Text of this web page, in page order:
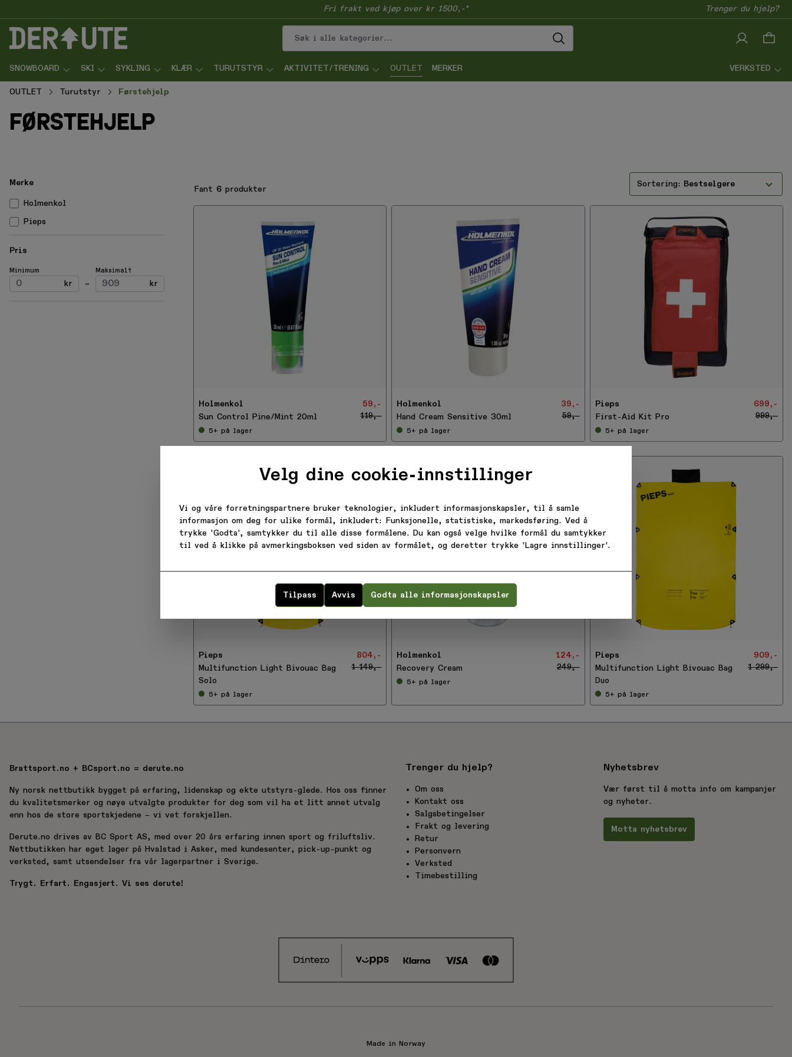
Fri frakt ved kjøp over kr 1500,-* Trenger du hjelp?
SNOWBOARD SKI SYKLING KLÆR TURUTSTYR AKTIVITET/TRENING OUTLET MERKER VERKSTED
OUTLET Turutstyr Førstehjelp
førstehjelp
Merke
Holmenkol
Pieps
Pris
Minimum
kr –
Maksimalt
kr
Bestselgere
Fant 6 produkter
Holmenkol
Sun Control Pine/Mint 20ml
59,-
119,-
5+ på lager
Holmenkol
Hand Cream Sensitive 30ml
39,-
59,-
5+ på lager
Pieps
First-Aid Kit Pro
699,-
999,-
5+ på lager
0
Pieps
Multifunction Light Bivouac Bag
804,-
1 149,-
Solo
5+ på lager
0
Holmenkol
Recovery Cream
124,-
249,-
5+ på lager
0
Pieps
Multifunction Light Bivouac Bag
909,-
1 299,-
Duo
5+ på lager
Brattsport.no + BCsport.no = derute.no
Ny norsk nettbutikk bygget på erfaring, lidenskap og ekte utstyrs-glede. Hos oss finner
du kvalitetsmerker og nøye utvalgte produkter for deg som vil ha et litt annet utvalg
enn hos de store sportskjedene – vi vet forskjellen.
Derute.no drives av BC Sport AS, med over 20 års erfaring innen sport og friluftsliv.
Nettbutikken har eget lager på Hvalstad i Asker, med kundesenter, pick-up-punkt og
verksted, samt utsendelser fra vår lagerpartner i Sverige.
Trygt. Erfart. Engasjert. Vi ses derute!
Trenger du hjelp?
Om oss
Kontakt oss
Salgsbetingelser
Frakt og levering
Retur
Personvern
Verksted
Timebestilling
Nyhetsbrev
Vær først til å motta info om kampanjer
og nyheter.
Motta nyhetsbrev
Made in Norway
Velg dine cookie-innstillinger
Vi og våre forretningspartnere bruker teknologier, inkludert informasjonskapsler, til å samle
informasjon om deg for ulike formål, inkludert: Funksjonelle, statistiske, markedsføring. Ved å
trykke 'Godta', samtykker du til alle disse formålene. Du kan også velge hvilke formål du samtykker
til ved å klikke på avmerkingsboksen ved siden av formålet, og deretter trykke 'Lagre innstillinger'.
Avvis
Tilpass Godta alle informasjonskapsler
FÅ 20% RABATT PÅ DITT
FØRSTE KJØP!
innboksen.
Email
Bli medlem!
bekrefter at du har lest vår
personvernerklæring
Ellers, takk